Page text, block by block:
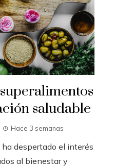
saludable
Hace 3 semanas
despertado el interés
al bienestar y